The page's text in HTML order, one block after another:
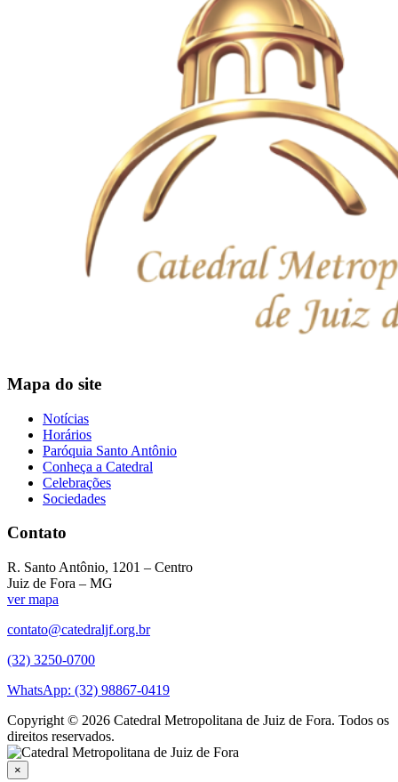
Mapa do site
Notícias
Horários
Paróquia Santo Antônio
Conheça a Catedral
Celebrações
Sociedades
Contato
R. Santo Antônio, 1201 – Centro
Juiz de Fora – MG
ver mapa
contato@catedraljf.org.br
(32) 3250-0700
WhatsApp: (32) 98867-0419
Copyright © 2026 Catedral Metropolitana de Juiz de Fora. Todos os
direitos reservados.
×